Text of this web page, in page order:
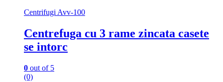
Centrifugi Avv-100
Centrefuga cu 3 rame zincata casete
se intorc
0 out of 5
(0)